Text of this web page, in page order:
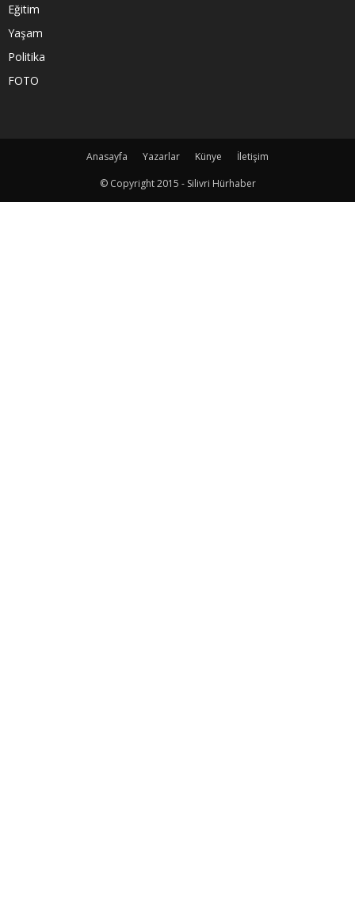
Eğitim
Yaşam
Politika
FOTO
Anasayfa Yazarlar Künye
İletişim
© Copyright 2015 - Silivri Hürhaber